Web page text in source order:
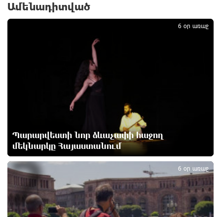
Օգոստոսի 10-ից 13-ը գազանջատումներ են
Գերմանիայում ցույց է անցկացվել Մերցի
կառավարության դեմ
Մոդին համաշխարհային ռեկորդ է սահմանել. 303
միլիոն դիտում՝ 24 ժամում
1 օր առաջ
Ամենադիտված
Պարարվեստի նոր ձևաչափի հաջող
մեկնարկը Հայաստանում
6 օր առաջ
1
6 օր առաջ
2